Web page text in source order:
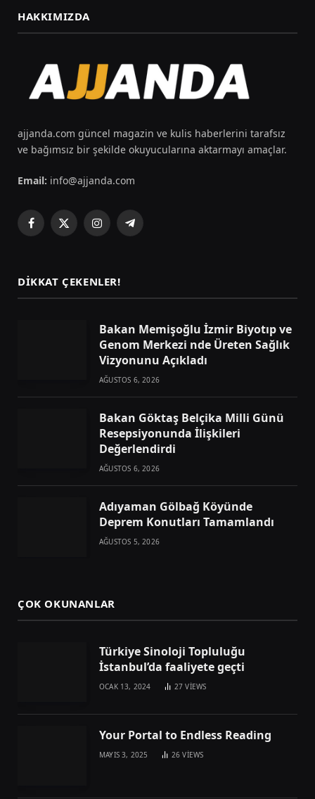
HAKKIMIZDA
ajjanda.com güncel magazin ve kulis haberlerini tarafsız
ve bağımsız bir şekilde okuyucularına aktarmayı amaçlar.
Email: info@ajjanda.com
Facebook
X
InstagramTelegram
DIKKAT ÇEKENLER!
Bakan Memişoğlu İzmir Biyotıp ve
Genom Merkezi nde Üreten Sağlık
Vizyonunu Açıkladı
AĞUSTOS 6, 2026
Bakan Göktaş Belçika Milli Günü
Resepsiyonunda İlişkileri
Değerlendirdi
AĞUSTOS 6, 2026
Adıyaman Gölbağ Köyünde
Deprem Konutları Tamamlandı
AĞUSTOS 5, 2026
ÇOK OKUNANLAR
Türkiye Sinoloji Topluluğu
İstanbul’da faaliyete geçti
OCAK 13, 2024 27VIEWS
Your Portal to Endless Reading
MAYIS 3, 2025 26VIEWS